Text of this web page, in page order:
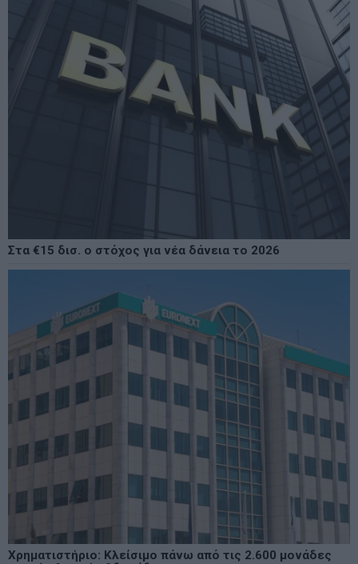
Στα €15 δισ. ο στόχος για νέα δάνεια το 2026
Χρηματιστήριο: Κλείσιμο πάνω από τις 2.600 μονάδες